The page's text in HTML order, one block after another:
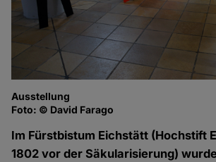
Ausstellung
Foto: © David Farago
Im Fürstbistum Eichstätt (Hochstift
1802 vor der Säkularisierung)